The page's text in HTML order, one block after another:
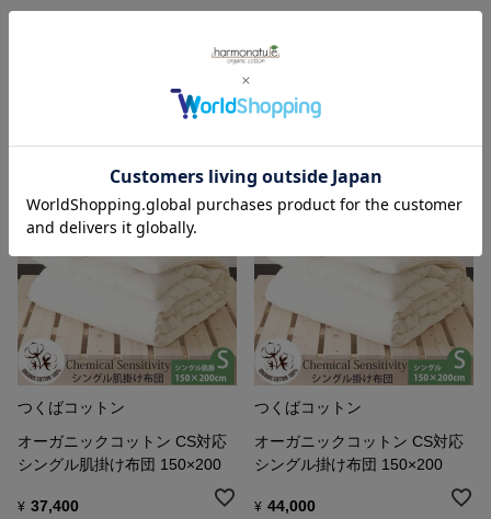
シングル敷き布団 100×200 標
シングル敷き布団 100×200 薄
めタイプ
¥ 40,700
つくばコットン
オーガニックコットン CS対応
シングル肌掛け布団 150×200
¥ 37,400
つくばコットン
オーガニックコットン CS対応
シングル掛け布団 150×200
¥ 44,000